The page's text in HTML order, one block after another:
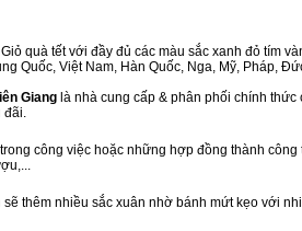
quà tết với đầy đủ các màu sắc xanh đỏ tím
Quốc, Việt Nam, Hàn Quốc, Nga, Mỹ, Pháp,
Giang là nhà cung cấp & phân phối chính
đãi.
công việc hoặc những hợp đồng thành
sẽ thêm nhiều sắc xuân nhờ bánh mứt kẹo với